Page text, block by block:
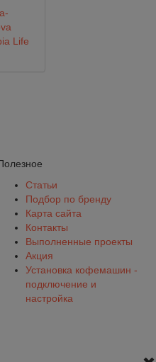
Life
Статьи
Подбор по бренду
Карта сайта
Контакты
Выполненные проекты
Акция
Установка кофемашин -
подключение и
настройка